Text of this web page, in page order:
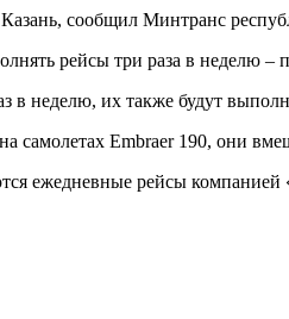
сообщил Минтранс
рейсы три раза в неделю –
в неделю, их также будут
самолетах Embraer 190, они
ежедневные рейсы